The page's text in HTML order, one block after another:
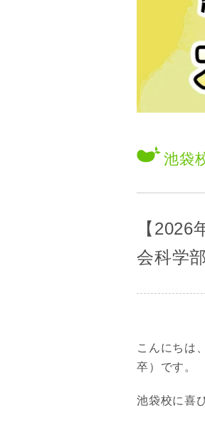
池袋
【
会科学
こんにちは
卒）です。
池袋校に喜